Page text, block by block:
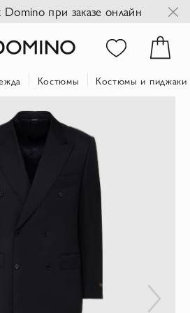
Domino при заказе онлайн
Костюмы Костюмы и пиджаки